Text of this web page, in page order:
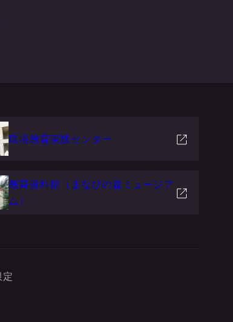
環境教育実践センター
教育資料館（まなびの森ミュージア
ム）
定